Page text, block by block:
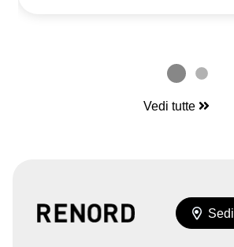
Vedi tutte
Sedi